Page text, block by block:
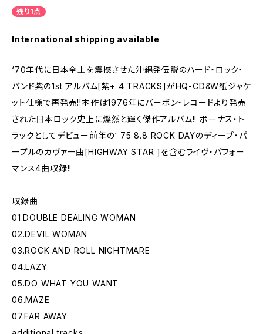
残り1点
International shipping available
‘70年代に日本全土を震撼させた沖縄発伝説のハード・ロック・
バンド紫の1st アルバム[紫+ 4 TRACKS]がHQ-CD&W紙ジャケ
ット仕様で再発売!!本作は1976年にバーボン・レコードより発売
された日本ロック史上に燦然と輝く傑作アルバム!! ボーナス・ト
ラックとしてデビュー前年の‘ 75 8.8 ROCK DAYのディープ・パ
ープルのカヴァー曲[HIGHWAY STAR ]を含むライヴ・パフォー
マンス4曲収録!!
収録曲
01.DOUBLE DEALING WOMAN
02.DEVIL WOMAN
03.ROCK AND ROLL NIGHTMARE
04.LAZY
05.DO WHAT YOU WANT
06.MAZE
07.FAR AWAY